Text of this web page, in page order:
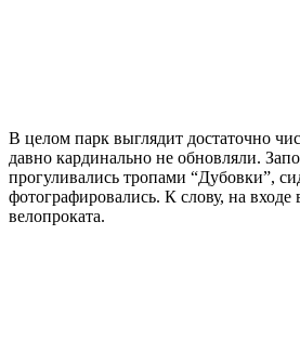
В целом парк выглядит достаточно
давно кардинально не обновляли.
прогуливались тропами “Дубовки”,
фотографировались. К слову, на входе
велопроката.